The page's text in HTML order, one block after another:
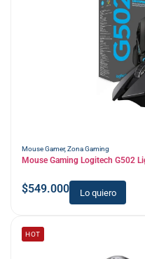
Mouse Gamer,Zona Gaming
Mouse Gaming Logitech G502
$549.000 Lo quiero
HOT